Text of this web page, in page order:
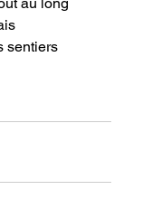
au long
sentiers